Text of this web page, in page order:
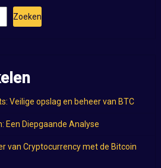
Zoeken
Veilige opslag en beheer van BTC
Een Diepgaande Analyse
van Cryptocurrency met de Bitcoin